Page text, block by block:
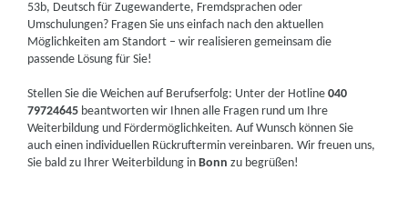
53b, Deutsch für Zugewanderte, Fremdsprachen oder
Umschulungen? Fragen Sie uns einfach nach den aktuellen
Möglichkeiten am Standort – wir realisieren gemeinsam die
passende Lösung für Sie!
Stellen Sie die Weichen auf Berufserfolg: Unter der Hotline040
79724645 beantworten wir Ihnen alle Fragen rund um Ihre
Weiterbildung und Fördermöglichkeiten. Auf Wunsch können Sie
auch einen individuellen Rückruftermin vereinbaren. Wir freuen uns,
Sie bald zu Ihrer Weiterbildung inBonn zu begrüßen!